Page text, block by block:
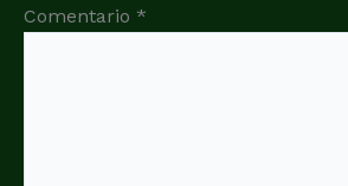
Comentario *